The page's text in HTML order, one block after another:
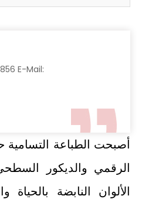
E-Mail:
أصبحت الطباعة التسامية
الرقمي والديكور
الألوان النابضة